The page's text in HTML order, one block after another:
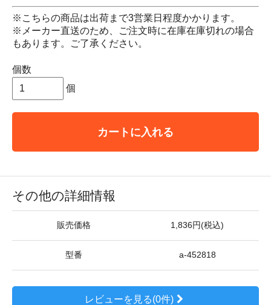
※こちらの商品は出荷まで3営業日程度かかります。
※メーカー直送のため、ご注文時に在庫在庫切れの場合
もあります。ご了承ください。
個数
個
カートに入れる
その他の詳細情報
販売価格 1,836円(税込)
型番 a-452818
レビューを見る(0件)